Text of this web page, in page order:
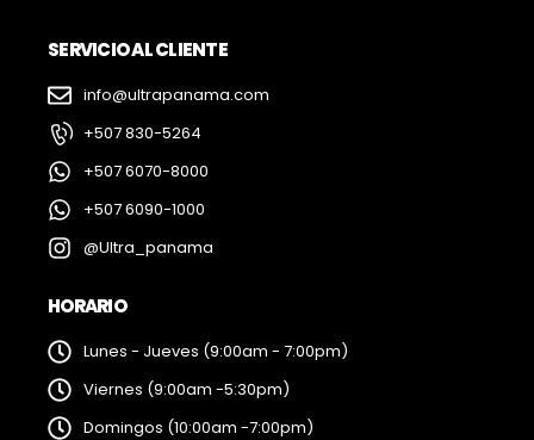
SERVICIO AL CLIENTE
info@ultrapanama.com
+507 830-5264
+507 6070-8000
+507 6090-1000
@Ultra_panama
HORARIO
Lunes - Jueves (9:00am - 7:00pm)
Viernes (9:00am -5:30pm)
Domingos (10:00am -7:00pm)